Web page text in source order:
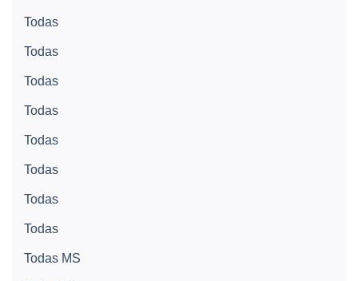
Todas
Todas
Todas
Todas
Todas
Todas
Todas
Todas
Todas MS